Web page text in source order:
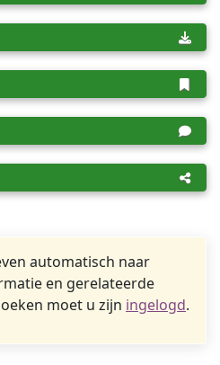
automatisch naar
en gerelateerde
moet u zijn ingelogd.